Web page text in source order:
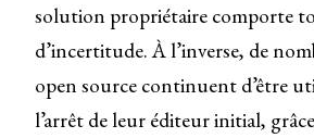
solution propriétaire comporte
d’incertitude. À l’inverse, de
open source continuent d’être
l’arrêt de leur éditeur initial,